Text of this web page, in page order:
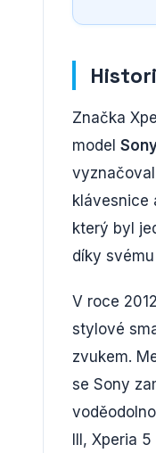
Značka
model
klávesnice
který byl
díky
V roce
stylové
zvukem.
se Sony
III, Xperia